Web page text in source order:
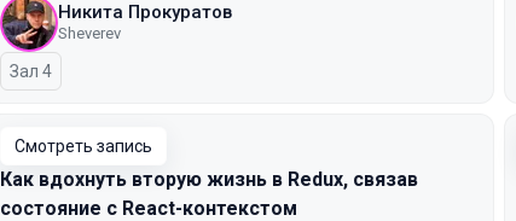
Никита Прокуратов
Sheverev
Зал 4
Смотреть запись
Как вдохнуть вторую жизнь в Redux, связав
состояние с React-контекстом